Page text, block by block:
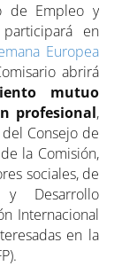
de Empleo y
en
Europea
abrirá
mutuo
profesional,
Consejo de
la Comisión,
sociales, de
Desarrollo
Internacional
en la